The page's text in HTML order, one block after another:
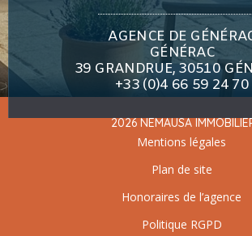
AGENCE DE
GÉNÉRAC
39 GRANDRUE, 30510
+33 (0)4 66 59 24 70
2026 NEMAUSA
Mentions légales
Plan de site
Honoraires de l’agence
Politique RGPD